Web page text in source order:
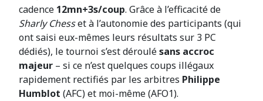
cadence 12mn+3s/coup. Grâce à l’efficacité de
Sharly Chesset à l’autonomie des participants (qui
ont saisi eux-mêmes leurs résultats sur 3 PC
dédiés), le tournoi s’est déroulésans accroc
majeur – si ce n’est quelques coups illégaux
rapidement rectifiés par les arbitres Philippe
Humblot (AFC) et moi-même (AFO1).